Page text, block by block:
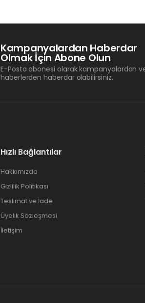
Kampanyalardan Haberdar
Olmak İçin Abone Olun
E-Posta abonesi olarak kampanyalardan
haberlerden haberdar olabilirsiniz.
Hızlı Bağlantılar
Hakkımızda
Gizlilik Politikası
Teslimat ve İade
Üyelik Sözleşmesi
İletişim